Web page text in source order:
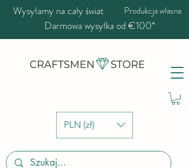
PLN (zł)
Wysyłamy na cały świat Produkcja własna
Darmowa wysyłka od €100*